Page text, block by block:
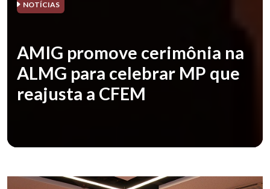
NOTÍCIAS
AMIG promove cerimônia na
ALMG para celebrar MP que
reajusta a CFEM